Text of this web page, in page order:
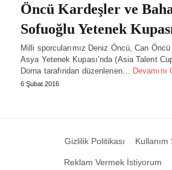
Öncü Kardeşler ve
Sofuoğlu Yetenek
Milli sporcularımız Deniz Öncü, Can
Asya Yetenek Kupası’nda (Asia Talent
Dorna tarafından düzenlenen…
Devamını
6 Şubat 2016
Gizlilik Politikası Kullanım
Reklam Vermek İstiyorum